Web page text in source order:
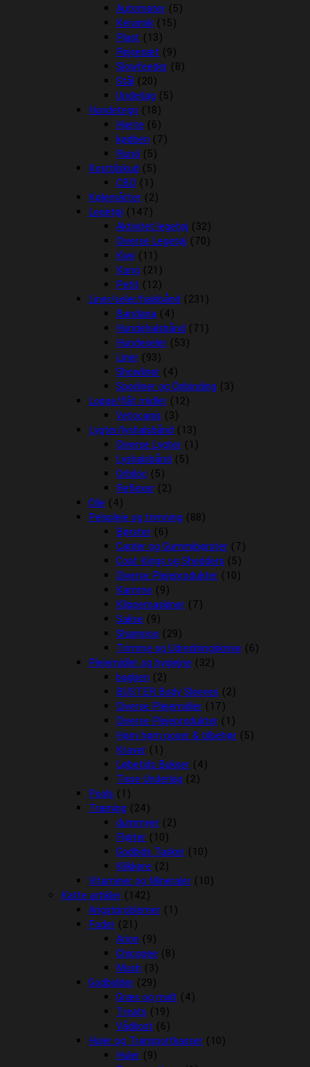
Automater (5)
Keramik (15)
Plast (13)
Rejsesæt (9)
Slowfeeder (8)
Stål (20)
Underlag (5)
Hundetegn (18)
Hjerte (6)
kødben (7)
Rund (5)
Kosttilskud (5)
CBD (1)
Kølemåtter (2)
Legetøj (147)
Aktivitet legetøj (32)
Diverse Legetøj (70)
Kiwi (11)
Kong (21)
Petit (12)
Liner/seler/halsbånd (231)
Bandana (4)
Hundehalsbånd (71)
Hundeseler (53)
Liner (93)
Showliner (4)
Sporliner og Opbinding (3)
Loppe/flåt midler (12)
Vetocanis (3)
Lygter/lyshalsbånd (13)
Diverse Lygter (1)
Lyshalsbånd (5)
Orbiloc (5)
Reflexer (2)
Olie (4)
Pelspleje og trimning (88)
Børster (6)
Carder og Gummibørster (7)
Coat Kings og Shedders (5)
Diverse Plejeprodukter (10)
Kamme (9)
Klippemaskiner (7)
Sakse (9)
Shampoo (29)
Trimme og Udredningsknive (6)
Plejemidler og hygiejne (32)
bagben (2)
BUSTER Body Sleeves (2)
Diverse Plejemidler (17)
Diverse Plejeprodukter (1)
Høm høm poser & tilbehør (5)
Kraver (1)
Løbetids Bukser (4)
Tisse Underlag (2)
Pools (1)
Træning (24)
dummyer (2)
Fløjter (10)
Godbids Tasker (10)
Klikkere (2)
Vitaminer og Mineraler (10)
Katte artikler (142)
Angstproblemer (1)
Foder (21)
Arion (9)
Chicopee (8)
Mush (3)
Godbidder (29)
Græs og malt (4)
Treats (19)
Vådkost (6)
Huler og Transportkasser (10)
Huler (9)